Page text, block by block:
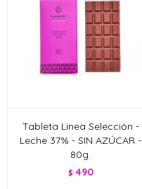
Tableta Linea Selección -
Leche 37% - SIN AZÚCAR -
80g.
$ 490